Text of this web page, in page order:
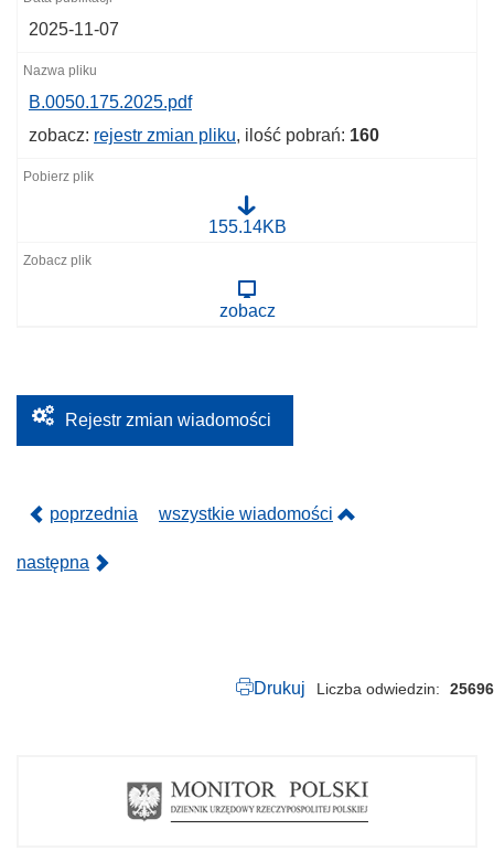
2025-11-07
B.0050.175.2025.pdf
zobacz: rejestr zmian pliku, ilość pobrań: 160
0
2
p
d
155.14KB
zobacz
Rejestr zmian wiadomości
poprzednia wszystkie wiadomości
następna
Drukuj Liczba odwiedzin 25696